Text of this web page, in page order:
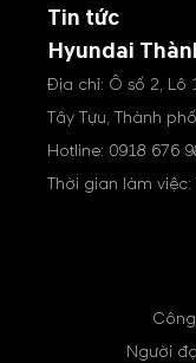
Tin tức
Hyundai
Địa chỉ: Ô số 2, Lô
Tây Tựu, Thành
Hotline: 0918 676
Thời gian làm việc:
Người